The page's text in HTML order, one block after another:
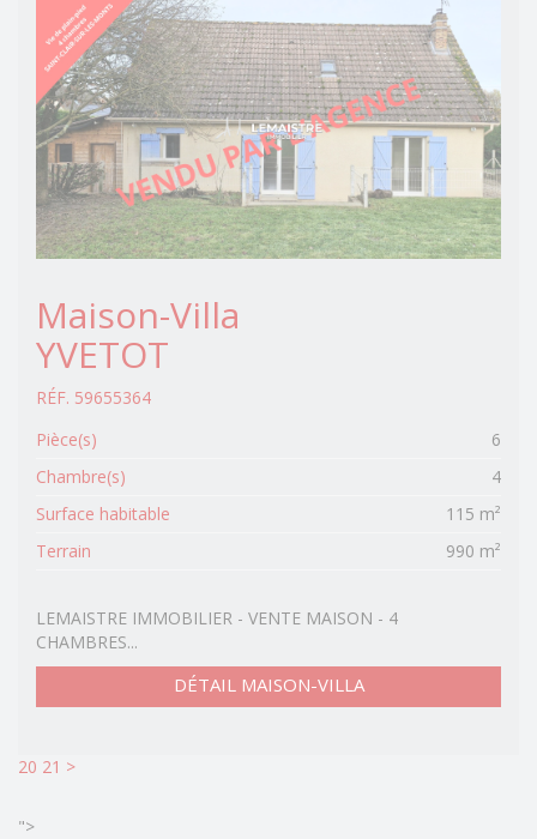
Maison-Villa
YVETOT
RÉF. 59655364
Pièce(s)
6
Chambre(s)
4
Surface habitable
115 m²
Terrain
990 m²
LEMAISTRE IMMOBILIER - VENTE MAISON - 4
CHAMBRES...
DÉTAIL MAISON-VILLA
20 21 >
">